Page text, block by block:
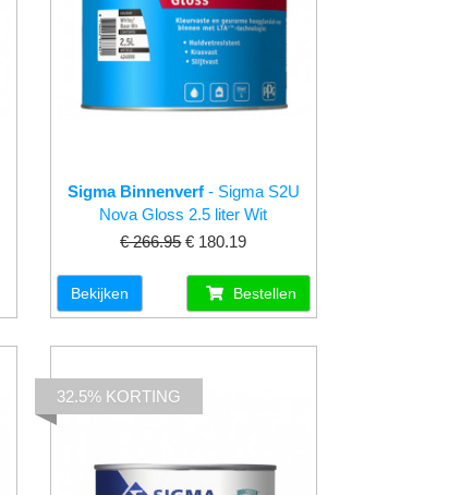
Sigma Binnenverf- Sigma S2U
Nova Gloss 2.5 liter Wit
€ 266.95 € 180.19
Bekijken Bestellen
32.5% KORTING